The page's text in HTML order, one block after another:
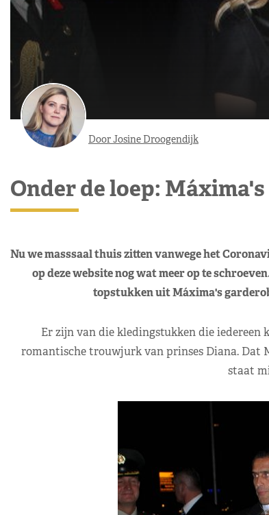
Door Josine Droogendijk
Onder de loep:
Nu we masssaal thuis zitten vanwege het
op deze website nog wat meer op te
topstukken uit Máxima's
Er zijn van die kledingstukken die
romantische trouwjurk van prinses Diana. Dat
staat